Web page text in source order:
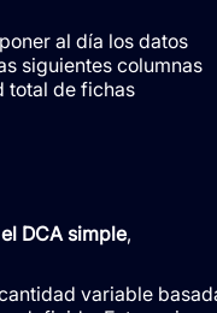
al día los datos
siguientes columnas
total de fichas
el DCA simple,
variable